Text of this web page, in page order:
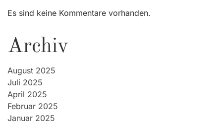
Es sind keine Kommentare vorhanden.
Archiv
August 2025
Juli 2025
April 2025
Februar 2025
Januar 2025